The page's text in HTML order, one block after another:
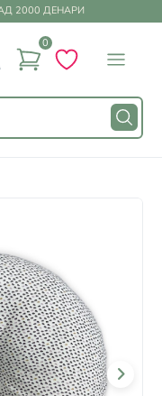
2000 ДЕНАРИ
0